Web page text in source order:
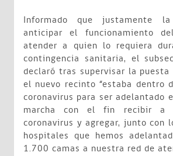
Informado que justamente
anticipar el funcionamiento
atender a quien lo requiera
contingencia sanitaria, el
declaró tras supervisar la puesta
el nuevo recinto “estaba dentro
coronavirus para ser adelantado
marcha con el fin recibir a
coronavirus y agregar, junto con
hospitales que hemos
1.700 camas a nuestra red de